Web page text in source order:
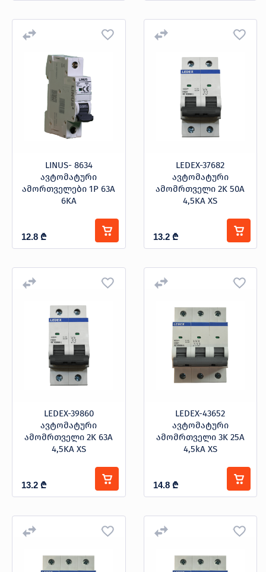
LINUS- 8634
ავტომატური
ამორთველები 1P 63A
6KA
12.8 ₾
LEDEX-37682
ავტომატური
ამომრთველი 2K 50A
4,5KA XS
13.2 ₾
LEDEX-39860
ავტომატური
ამომრთველი 2K 63A
4,5KA XS
13.2 ₾
LEDEX-43652
ავტომატური
ამომრთველი 3K 25A
4,5kA XS
14.8 ₾